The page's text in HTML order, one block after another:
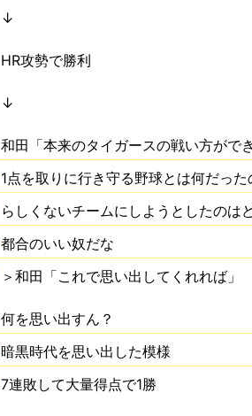
↓
HR攻勢で勝利
↓
和田「本来のタイガースの戦い方ができ
1点を取りに行き守る野球とは何だった
らしくないチームにしようとしたのは
都合のいい奴だな
＞和田「これで思い出してくれれば」
何を思い出すん？
暗黒時代を思い出した模様
7連敗して大量得点で1勝